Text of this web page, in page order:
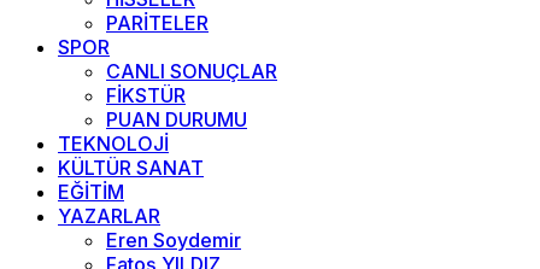
PARİTELER
SPOR
CANLI SONUÇLAR
FİKSTÜR
PUAN DURUMU
TEKNOLOJİ
KÜLTÜR SANAT
EĞİTİM
YAZARLAR
Eren Soydemir
Fatoş YILDIZ